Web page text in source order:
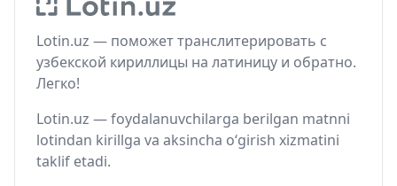
Lotin.uz — поможет транслитерировать с
узбекской кириллицы на латиницу и обратно.
Легко!
Lotin.uz — foydalanuvchilarga berilgan matnni
lotindan kirillga va aksincha o‘girish xizmatini
taklif etadi.